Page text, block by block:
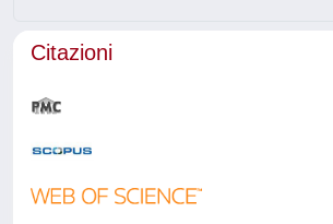
Citazioni